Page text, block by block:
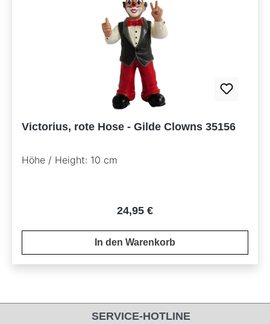
Victorius, rote Hose - Gilde Clowns 35156
Höhe / Height: 10 cm
Regulärer Preis:
24,95 €
In den Warenkorb
SERVICE-HOTLINE